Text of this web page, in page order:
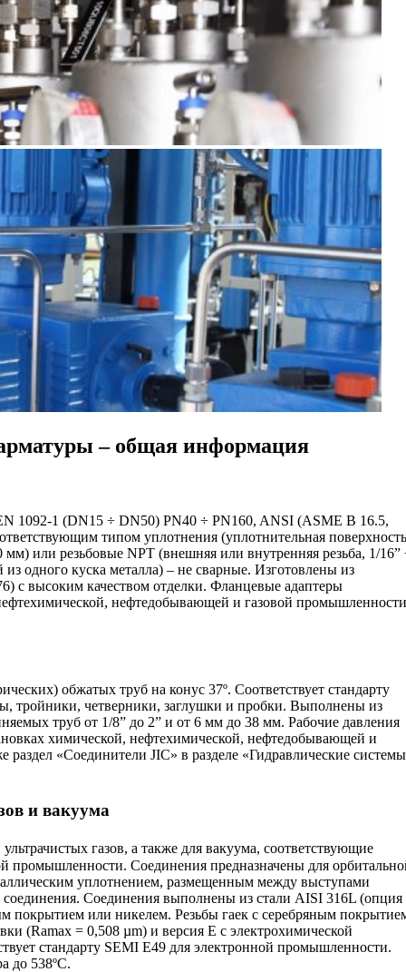
– общая информация
1092-1 (DN15 ÷ DN50) PN40 ÷ PN160, ANSI (ASME B 16.5,
типом уплотнения (уплотнительная
или резьбовые NPT (внешняя или внутренняя резьба, 1/16”
одного куска металла) – не сварные. Изготовлены из
с высоким качеством отделки. Фланцевые адаптеры
нефтедобывающей и газовой
обжатых труб на конус 37º. Соответствует стандарту
тройники, четверники, заглушки и пробки. Выполнены из
труб от 1/8” до 2” и от 6 мм до 38 мм. Рабочие давления
химической, нефтехимической, нефтедобывающей и
«Соединители JIC» в разделе «Гидравлические системы
и вакуума
газов, а также для вакуума, соответствующие
промышленности. Соединения предназначены для
уплотнением, размещенным между выступами
соединения. Соединения выполнены из стали AISI 316L (опция
покрытием или никелем. Резьбы гаек с серебряным
(Ramax = 0,508 µm) и версия E с электрохимической
стандарту SEMI E49 для электронной промышленности.
до 538ºC.